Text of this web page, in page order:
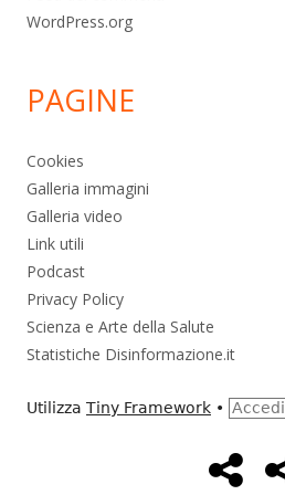
WordPress.org
PAGINE
Cookies
Galleria immagini
Galleria video
Link utili
Podcast
Privacy Policy
Scienza e Arte della Salute
Statistiche Disinformazione.it
Utilizza Tiny Framework • Accedi
MenùHome
Page